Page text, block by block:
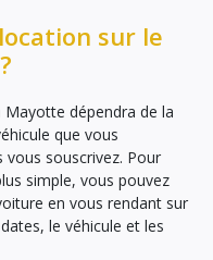
sur le
dépendra de la
que vous
souscrivez. Pour
simple, vous pouvez
en vous rendant sur
le véhicule et les